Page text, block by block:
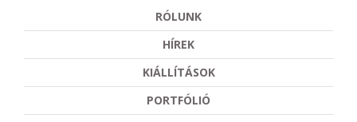
RÓLUNK
HÍREK
KIÁLLÍTÁSOK
PORTFÓLIÓ